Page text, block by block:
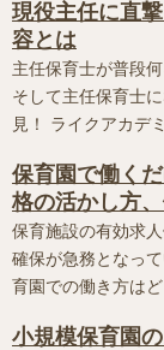
現役主任に直
容とは
主任保育士が普段
そして主任保育士
見！ ライクアカデ
保育園で働く
格の活かし方
保育施設の有効求
確保が急務となっ
育園での働き方は
小規模保育園